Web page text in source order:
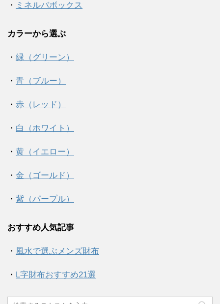
・ ミネルバボックス
カラーから選ぶ
・ 緑（グリーン）
・ 青（ブルー）
・ 赤（レッド）
・ 白（ホワイト）
・ 黄（イエロー）
・ 金（ゴールド）
・ 紫（パープル）
おすすめ人気記事
・ 風水で選ぶメンズ財布
・ L字財布おすすめ21選